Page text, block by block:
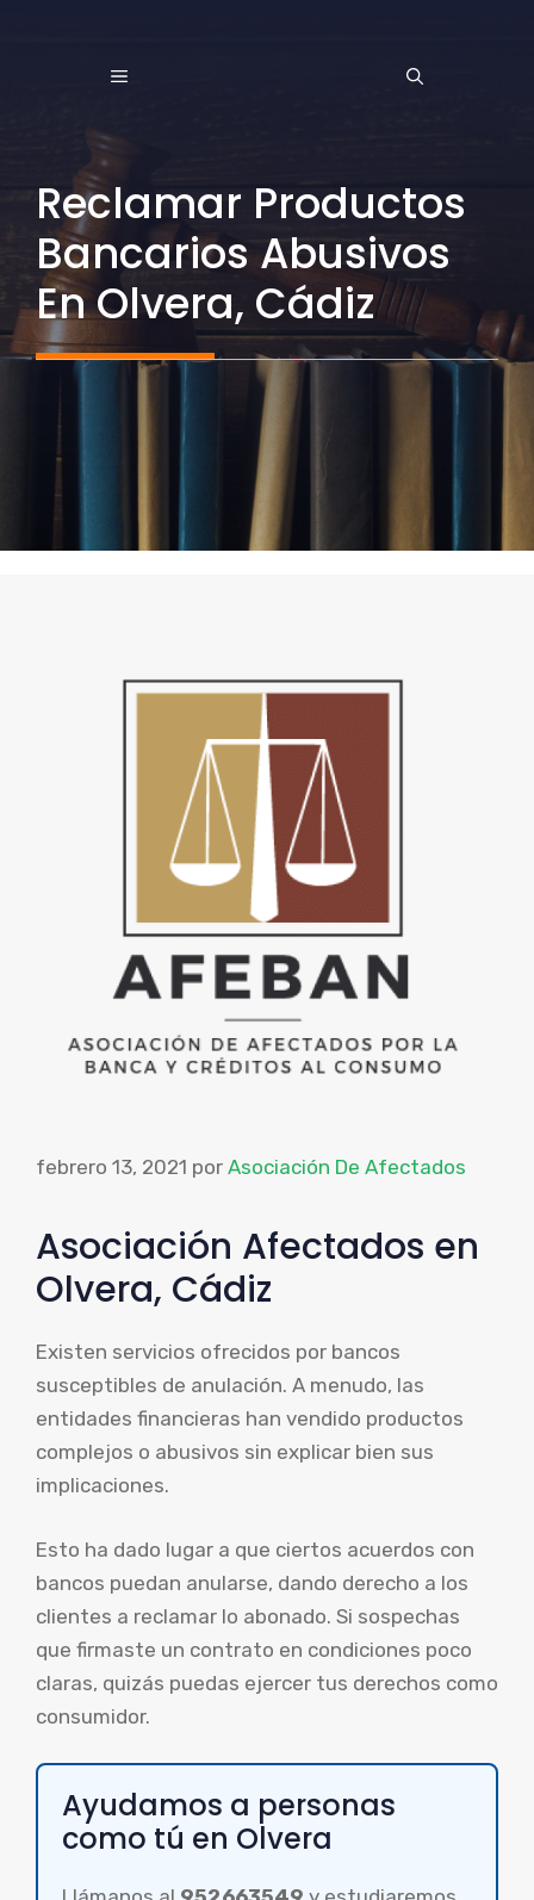
MENÚ
Reclamar Productos
Bancarios Abusivos
En Olvera, Cádiz
febrero 13, 2021 por Asociación De Afectados
Asociación Afectados en
Olvera, Cádiz
Existen servicios ofrecidos por bancos
susceptibles de anulación. A menudo, las
entidades financieras han vendido productos
complejos o abusivos sin explicar bien sus
implicaciones.
Esto ha dado lugar a que ciertos acuerdos con
bancos puedan anularse, dando derecho a los
clientes a reclamar lo abonado. Si sospechas
que firmaste un contrato en condiciones poco
claras, quizás puedas ejercer tus derechos como
consumidor.
Ayudamos a personas
como tú en Olvera